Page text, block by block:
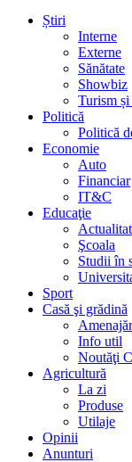
Știri
Interne
Externe
Sănătate
Showbiz
Turism și
Politică
Politică
Economie
Auto
Financiar
IT&C
Educaţie
Şcoala
Studii în
Sport
Casă şi grădină
Info util
Noutăţi
Agricultură
La zi
Produse
Utilaje
Opinii
Anunturi